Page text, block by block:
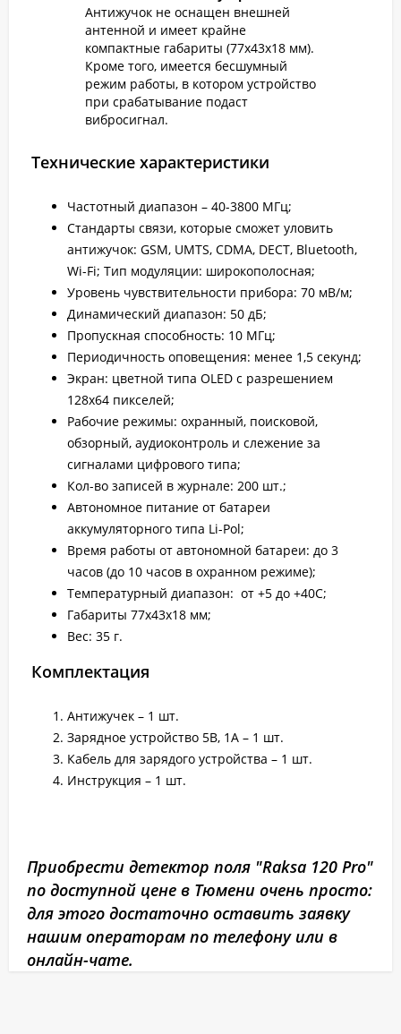
Антижучок не оснащен внешней
антенной и имеет крайне
компактные габариты (77х43х18 мм).
Кроме того, имеется бесшумный
режим работы, в котором устройство
при срабатывание подаст
вибросигнал.
Технические характеристики
Частотный диапазон – 40-3800 МГц;
Стандарты связи, которые сможет уловить
антижучок: GSM, UMTS, CDMA, DECT, Bluetooth,
Wi-Fi; Тип модуляции: широкополосная;
Уровень чувствительности прибора: 70 мВ/м;
Динамический диапазон: 50 дБ;
Пропускная способность: 10 МГц;
Периодичность оповещения: менее 1,5 секунд;
Экран: цветной типа OLED с разрешением
128х64 пикселей;
Рабочие режимы: охранный, поисковой,
обзорный, аудиоконтроль и слежение за
сигналами цифрового типа;
Кол-во записей в журнале: 200 шт.;
Автономное питание от батареи
аккумуляторного типа Li-Pol;
Время работы от автономной батареи: до 3
часов (до 10 часов в охранном режиме);
Температурный диапазон: от +5 до +40С;
Габариты 77х43х18 мм;
Вес: 35 г.
Комплектация
Антижучек – 1 шт.
Зарядное устройство 5В, 1А – 1 шт.
Кабель для зарядого устройства – 1 шт.
Инструкция – 1 шт.
Приобрести детектор поля "Raksa 120 Pro"
по доступной цене в Тюмени очень просто:
для этого достаточно оставить заявку
нашим операторам по телефону или в
онлайн-чате.